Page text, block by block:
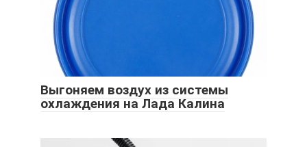
Выгоняем воздух из системы
охлаждения на Лада Калина